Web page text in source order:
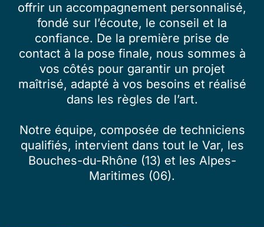
offrir un accompagnement personnalisé,
fondé sur l’écoute, le conseil et la
confiance. De la première prise de
contact à la pose finale, nous sommes à
vos côtés pour garantir un projet
maîtrisé, adapté à vos besoins et réalisé
dans les règles de l’art.
Notre équipe, composée de techniciens
qualifiés, intervient dans tout le Var, les
Bouches-du-Rhône (13) et les Alpes-
Maritimes (06).